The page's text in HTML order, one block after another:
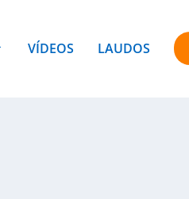
VÍDEOS LAUDOS